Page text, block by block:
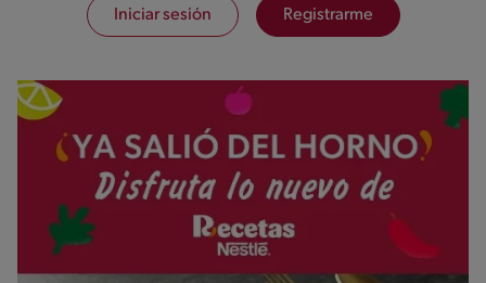
Iniciar sesión Registrarme